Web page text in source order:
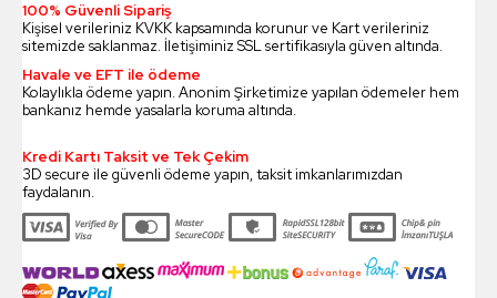
100% Güvenli Sipariş
Kişisel verileriniz KVKK kapsamında korunur ve Kart verileriniz
sitemizde saklanmaz. İletişiminiz SSL sertifikasıyla güven altında.
Havale ve EFT ile ödeme
Kolaylıkla ödeme yapın. Anonim Şirketimize yapılan ödemeler hem
bankanız hemde yasalarla koruma altında.
Kredi Kartı Taksit ve Tek Çekim
3D secure ile güvenli ödeme yapın, taksit imkanlarımızdan
faydalanın.